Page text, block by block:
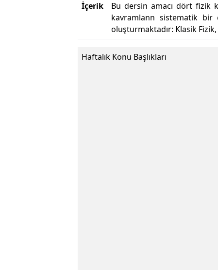
İçerik
Bu dersin amacı dört fizik
kavramlann sistematik
oluşturmaktadır: Klasik
Haftalık Konu Başlıkları